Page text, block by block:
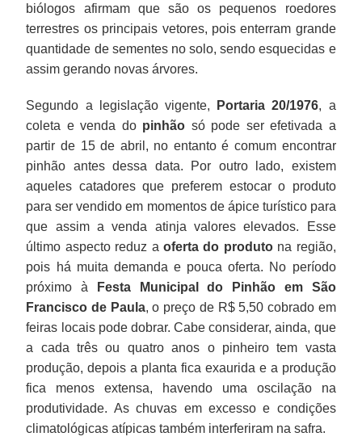
biólogos afirmam que são os pequenos roedores
terrestres os principais vetores, pois enterram grande
quantidade de sementes no solo, sendo esquecidas e
assim gerando novas árvores.
Segundo a legislação vigente, Portaria 20/1976, a
coleta e venda do pinhão só pode ser efetivada a
partir de 15 de abril, no entanto é comum encontrar
pinhão antes dessa data. Por outro lado, existem
aqueles catadores que preferem estocar o produto
para ser vendido em momentos de ápice turístico para
que assim a venda atinja valores elevados. Esse
último aspecto reduz a oferta do produtona região,
pois há muita demanda e pouca oferta. No período
próximo à
Festa Municipal do Pinhão em São
Francisco de Paula, o preço de R$ 5,50 cobrado em
feiras locais pode dobrar. Cabe considerar, ainda, que
a cada três ou quatro anos o pinheiro tem vasta
produção, depois a planta fica exaurida e a produção
fica menos extensa, havendo uma oscilação na
produtividade. As chuvas em excesso e condições
climatológicas atípicas também interferiram na safra.